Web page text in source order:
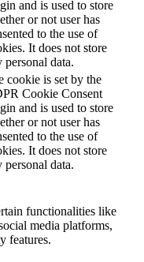
and is used to store
or not user has
to the use of
It does not store
personal data.
cookie is set by the
Cookie Consent
and is used to store
or not user has
to the use of
It does not store
personal data.
functionalities like
media platforms,
features.